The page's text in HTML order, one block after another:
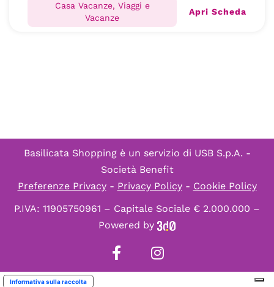
Casa Vacanze, Viaggi e
Vacanze
Apri Scheda
Basilicata Shopping è un servizio di USB S.p.A. -
Società Benefit
Preferenze Privacy- Privacy Policy- Cookie Policy
P.IVA: 11905750961 – Capitale Sociale € 2.000.000 –
Powered by
Informativa sulla raccolta